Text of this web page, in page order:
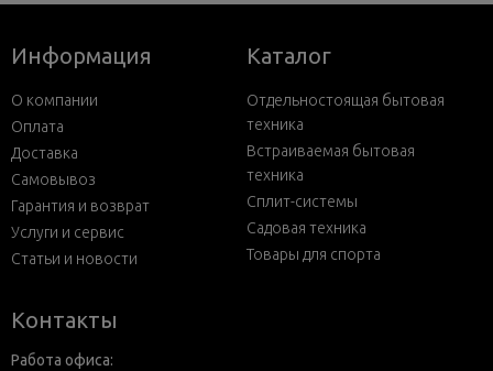
Информация
О компании
Оплата
Доставка
Самовывоз
Гарантия и возврат
Услуги и сервис
Статьи и новости
Каталог
Отдельностоящая бытовая
техника
Встраиваемая бытовая
техника
Сплит-системы
Садовая техника
Товары для спорта
Контакты
Работа офиса: